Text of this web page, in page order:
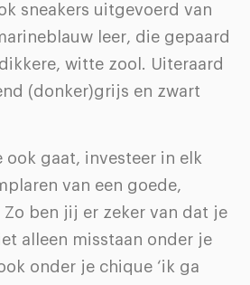
sneakers uitgevoerd van
leer, die gepaard
witte zool. Uiteraard
(donker)grijs en zwart
ook gaat, investeer in elk
van een goede,
ben jij er zeker van dat je
alleen misstaan onder je
onder je chique ‘ik ga